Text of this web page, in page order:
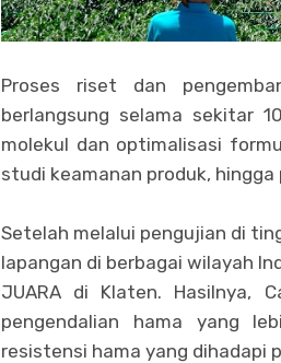
Proses riset dan
berlangsung selama sekitar
molekul dan optimalisasi
studi keamanan produk,
Setelah melalui pengujian di
lapangan di berbagai wilayah
JUARA di Klaten. Hasilnya,
pengendalian hama yang
resistensi hama yang dihadapi